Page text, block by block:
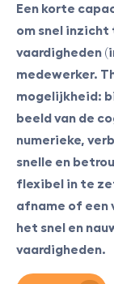
Een korte
om snel
vaardigheden
medewerker.
mogelijkheid:
beeld van de
numerieke,
snelle en
flexibel in te
afname of een
het snel en
vaardigheden.